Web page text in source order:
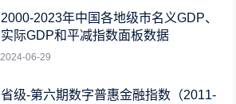
2000-2023年中国各地级市名义GDP、
实际GDP和平减指数面板数据
2024-06-29
省级-第六期数字普惠金融指数（2011-